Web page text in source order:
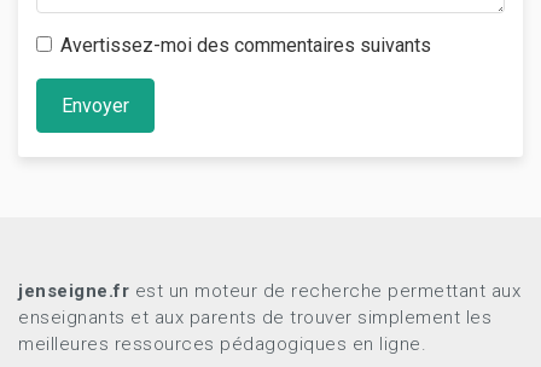
Avertissez-moi des commentaires suivants
Envoyer
jenseigne.fr est un moteur de recherche permettant aux
enseignants et aux parents de trouver simplement les
meilleures ressources pédagogiques en ligne.